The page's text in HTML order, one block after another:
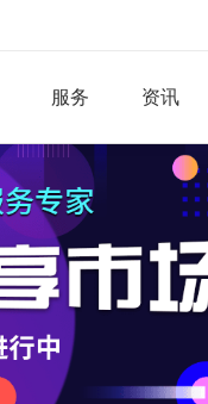
供应商
视频电商
会员拉粉
推荐商品
服务 资讯